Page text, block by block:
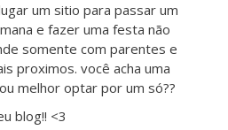
um sitio para passar um
e fazer uma festa não
somente com parentes e
proximos. você acha uma
melhor optar por um só??
blog!! <3